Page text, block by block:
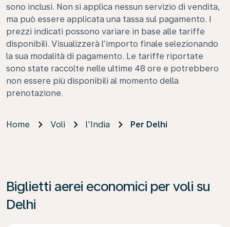
sono inclusi. Non si applica nessun servizio di vendita,
ma può essere applicata una tassa sul pagamento. I
prezzi indicati possono variare in base alle tariffe
disponibili. Visualizzerà l’importo finale selezionando
la sua modalità di pagamento. Le tariffe riportate
sono state raccolte nelle ultime 48 ore e potrebbero
non essere più disponibili al momento della
prenotazione.
Home Voli l'India Per Delhi
Biglietti aerei economici per voli su
Delhi